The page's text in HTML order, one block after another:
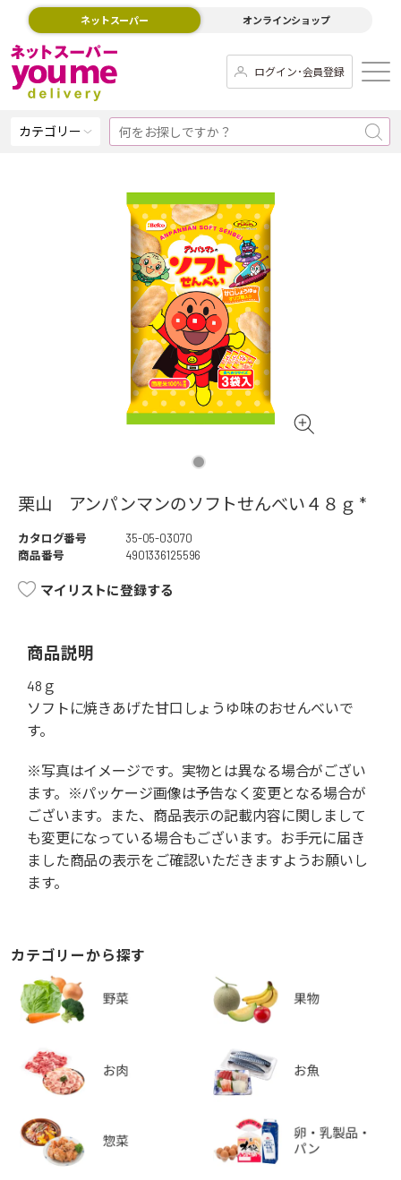
ネットスーパー オンラインショップ
ログイン･会員登録
カテゴリー
栗山 アンパンマンのソフトせんべい４８ｇ *
カタログ番号
35-05-03070
商品番号
4901336125596
マイリストに登録する
商品説明
48ｇ
ソフトに焼きあげた甘口しょうゆ味のおせんべいで
す。
※写真はイメージです。実物とは異なる場合がござい
ます。※パッケージ画像は予告なく変更となる場合が
ございます。また、商品表示の記載内容に関しまして
も変更になっている場合もございます。お手元に届き
ました商品の表示をご確認いただきますようお願いし
ます。
カテゴリーから探す